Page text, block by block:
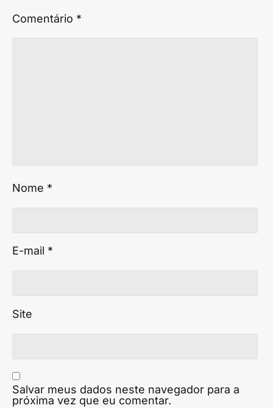
Comentário *
Nome *
E-mail *
Site
Salvar meus dados neste navegador para a
próxima vez que eu comentar.